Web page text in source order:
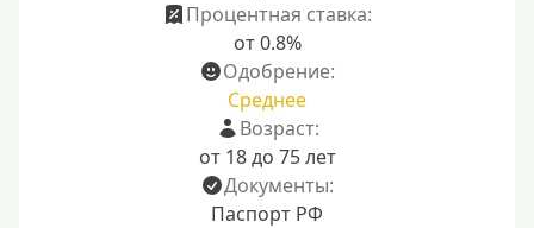
Процентная ставка:
от 0.8%
Одобрение:
Среднее
Возраст:
от 18 до 75 лет
Документы:
Паспорт РФ